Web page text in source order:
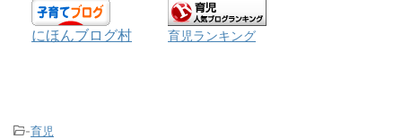
にほんブログ村 育児ランキング
-育児